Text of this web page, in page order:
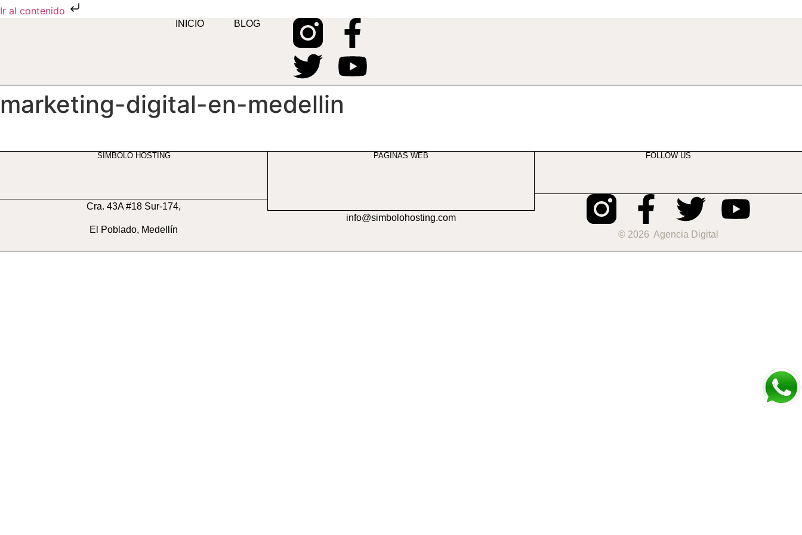
Ir al contenido
INICIO BLOG
marketing-digital-en-medellin
SIMBOLO HOSTING
Cra. 43A #18 Sur-174,
El Poblado, Medellín
PAGINAS WEB
info@simbolohosting.com
FOLLOW US
© 2026 Agencia Digital